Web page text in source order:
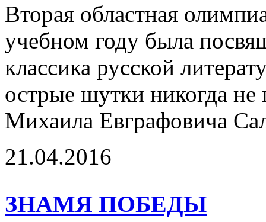
Вторая областная
учебном году была
классика русской
острые шутки никогда не
Михаила Евграфовича
21.04.2016
ЗНАМЯ ПОБЕДЫ